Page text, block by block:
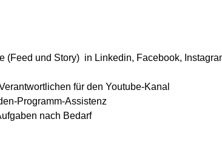
(Feed und Story) in Linkedin, Facebook,
für den Youtube-Kanal
Programm-Assistenz
nach Bedarf